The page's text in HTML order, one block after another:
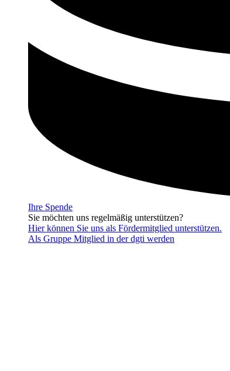
Ihre Spende
Sie möchten uns regelmäßig unterstützen?
Hier können Sie uns als Fördermitglied unterstützen.
Als Gruppe Mitglied in der dgti werden